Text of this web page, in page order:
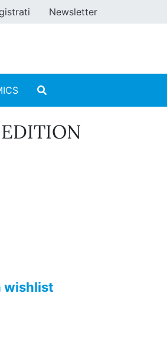
Newsletter
wishlist